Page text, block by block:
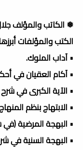
❅ الكاتب والمؤلف
الكتب والمؤلفات
• آداب الملوك.
• آكام العقيان في
• الآية الكبرى في
• الابتهاج بنظم
• البهجة المرضية (في
• البهجة السنية في